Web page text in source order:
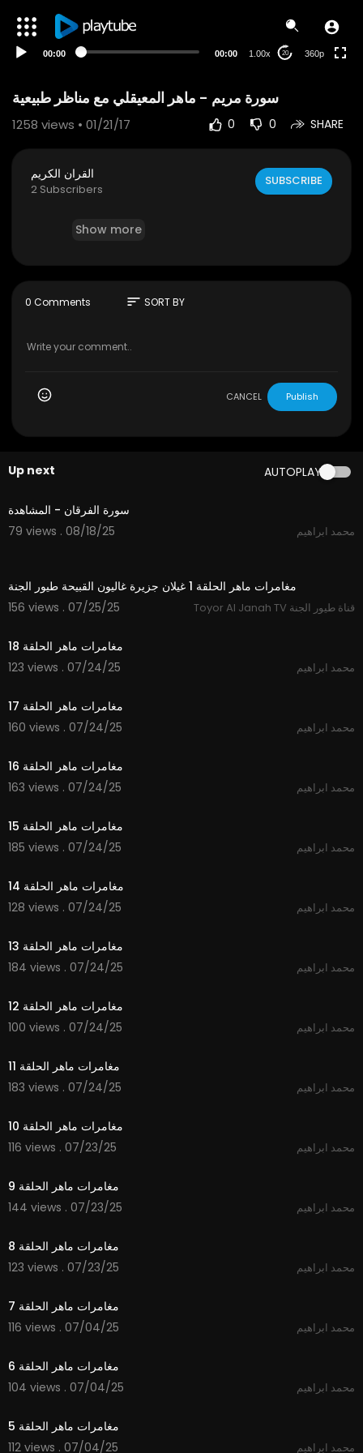
00:00 00:00 1.00x 20 360p
1258 views • 01/21/17 0 0 SHARE
القران الكريم
2 Subscribers
SUBSCRIBE
Show more
0 Comments sort SORT BY
CANCEL Publish
Up next AUTOPLAY
2:18
سورة الفرقان - المشاهدة
79 views . 08/18/25
محمد ابراهيم
مغامرات ماهر الحلقة 1 غيلان جزيرة غاليون القبيحة طيور الجنة
156 views . 07/25/25
Toyor Al Janah TV قناة طيور الجنة
مغامرات ماهر الحلقة 18
123 views . 07/24/25
محمد ابراهيم
مغامرات ماهر الحلقة 17
160 views . 07/24/25
محمد ابراهيم
مغامرات ماهر الحلقة 16
163 views . 07/24/25
محمد ابراهيم
مغامرات ماهر الحلقة 15
185 views . 07/24/25
محمد ابراهيم
مغامرات ماهر الحلقة 14
128 views . 07/24/25
محمد ابراهيم
مغامرات ماهر الحلقة 13
184 views . 07/24/25
محمد ابراهيم
مغامرات ماهر الحلقة 12
100 views . 07/24/25
محمد ابراهيم
مغامرات ماهر الحلقة 11
183 views . 07/24/25
محمد ابراهيم
مغامرات ماهر الحلقة 10
116 views . 07/23/25
محمد ابراهيم
مغامرات ماهر الحلقة 9
144 views . 07/23/25
محمد ابراهيم
مغامرات ماهر الحلقة 8
123 views . 07/23/25
محمد ابراهيم
مغامرات ماهر الحلقة 7
116 views . 07/04/25
محمد ابراهيم
مغامرات ماهر الحلقة 6
104 views . 07/04/25
محمد ابراهيم
مغامرات ماهر الحلقة 5
112 views . 07/04/25
محمد ابراهيم